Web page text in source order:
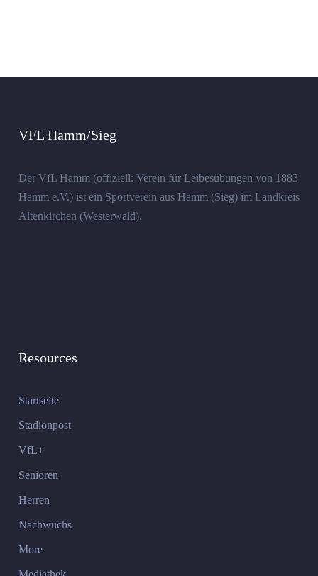
VFL Hamm/Sieg
Der VfL Hamm (offiziell: Verein für Leibesübungen von 1883
Hamm e.V.) ist ein Sportverein aus Hamm (Sieg) im Landkreis
Altenkirchen (Westerwald).
Resources
Startseite
Stadionpost
VfL+
Senioren
Herren
Nachwuchs
More